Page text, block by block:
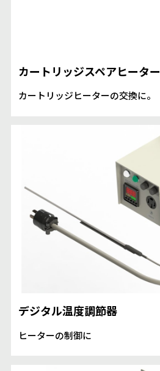
カートリッジスペアヒーター
カートリッジヒーターの交換に。
デジタル温度調節器
ヒーターの制御に